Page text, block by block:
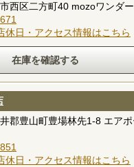
西区二方町40 mozoワンダ
休日・アクセス情報はこちら
郡豊山町豊場林先1-8 エア
休日・アクセス情報はこちら